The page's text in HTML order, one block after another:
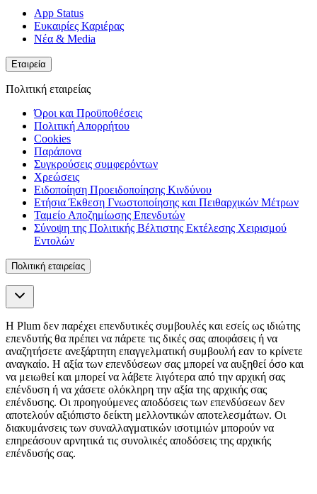
App Status
Ευκαιρίες Καριέρας
Νέα & Media
Εταιρεία
Πολιτική εταιρείας
Όροι και Προϋποθέσεις
Πολιτική Απορρήτου
Cookies
Παράπονα
Συγκρούσεις συμφερόντων
Χρεώσεις
Ειδοποίηση Προειδοποίησης Κινδύνου
Ετήσια Έκθεση Γνωστοποίησης και Πειθαρχικών Μέτρων
Ταμείο Αποζημίωσης Επενδυτών
Σύνοψη της Πολιτικής Βέλτιστης Εκτέλεσης Χειρισμού
Εντολών
Πολιτική εταιρείας
Η Plum δεν παρέχει επενδυτικές συμβουλές και εσείς ως ιδιώτης
επενδυτής θα πρέπει να πάρετε τις δικές σας αποφάσεις ή να
αναζητήσετε ανεξάρτητη επαγγελματική συμβουλή εαν το κρίνετε
αναγκαίο. Η αξία των επενδύσεων σας μπορεί να αυξηθεί όσο και
να μειωθεί και μπορεί να λάβετε λιγότερα από την αρχική σας
επένδυση ή να χάσετε ολόκληρη την αξία της αρχικής σας
επένδυσης. Οι προηγούμενες αποδόσεις των επενδύσεων δεν
αποτελούν αξιόπιστο δείκτη μελλοντικών αποτελεσμάτων. Οι
διακυμάνσεις των συναλλαγματικών ισοτιμιών μπορούν να
επηρεάσουν αρνητικά τις συνολικές αποδόσεις της αρχικής
επένδυσής σας.